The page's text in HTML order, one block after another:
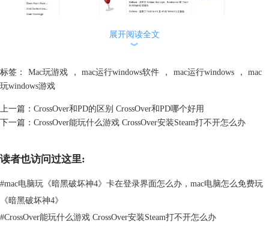
CrossOver中文官网提供试用版本，点击免费试用即可下载体验。
CrossOver的容器面板同样内置了Wine配置，其可以管理外接硬盘、更改
文稿目录、改变DPI，也可以添加函数库顶替，通常用于添加MOD，或解
决部分游戏无法运行的问题。
展开阅读全文
︾
标签： Mac玩游戏 ， mac运行windows软件 ， mac运行windows ，
mac
玩windows游戏
上一篇： CrossOver和PD的区别 CrossOver和PD哪个好用
下一篇： CrossOver能玩什么游戏 CrossOver安装Steam打不开怎么办
读者也访问过这里:
#mac电脑玩《暗黑破坏神4》卡在登录界面怎么办，mac电脑怎么免费玩
《暗黑破坏神4》
#CrossOver能玩什么游戏 CrossOver安装Steam打不开怎么办